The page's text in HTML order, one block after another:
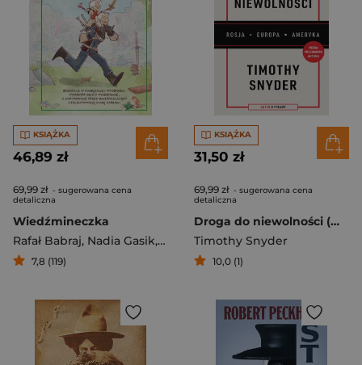
KSIĄŻKA
46,89 zł
69,99 zł - sugerowana cena
detaliczna
Wiedźmineczka
Rafał Babraj, Nadia Gasik, Katarzyna Grzyb,Sebastian
7,8 (119)
KSIĄŻKA
31,50 zł
69,99 zł - sugerowana cena
detaliczna
Droga do niewolności (wyd. 2, nowa przedmowa)
Timothy Snyder
10,0 (1)